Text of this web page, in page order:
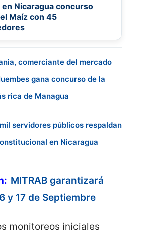
Nicaragua concurso
Maíz con 45
comerciante del mercado
gana concurso de la
rica de Managua
servidores públicos respaldan
en Nicaragua
MITRAB garantizará
y 17 de Septiembre
monitoreos iniciales